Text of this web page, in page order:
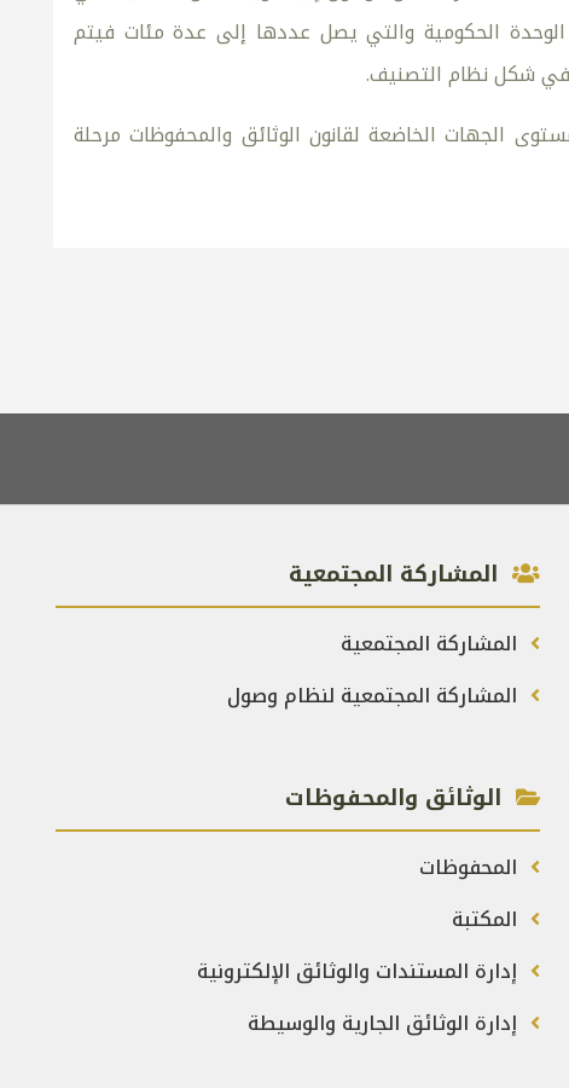
الحكومية والتي يصل عددها إلى عدة مئات فيتم
في شكل نظام التصنيف.
الجهات الخاضعة لقانون الوثائق والمحفوظات مرحلة
المشاركة المجتمعية
المشاركة المجتمعية
المشاركة المجتمعية لنظام وصول
الوثائق والمحفوظات
المحفوظات
المكتبة
إدارة المستندات والوثائق الإلكترونية
إدارة الوثائق الجارية والوسيطة